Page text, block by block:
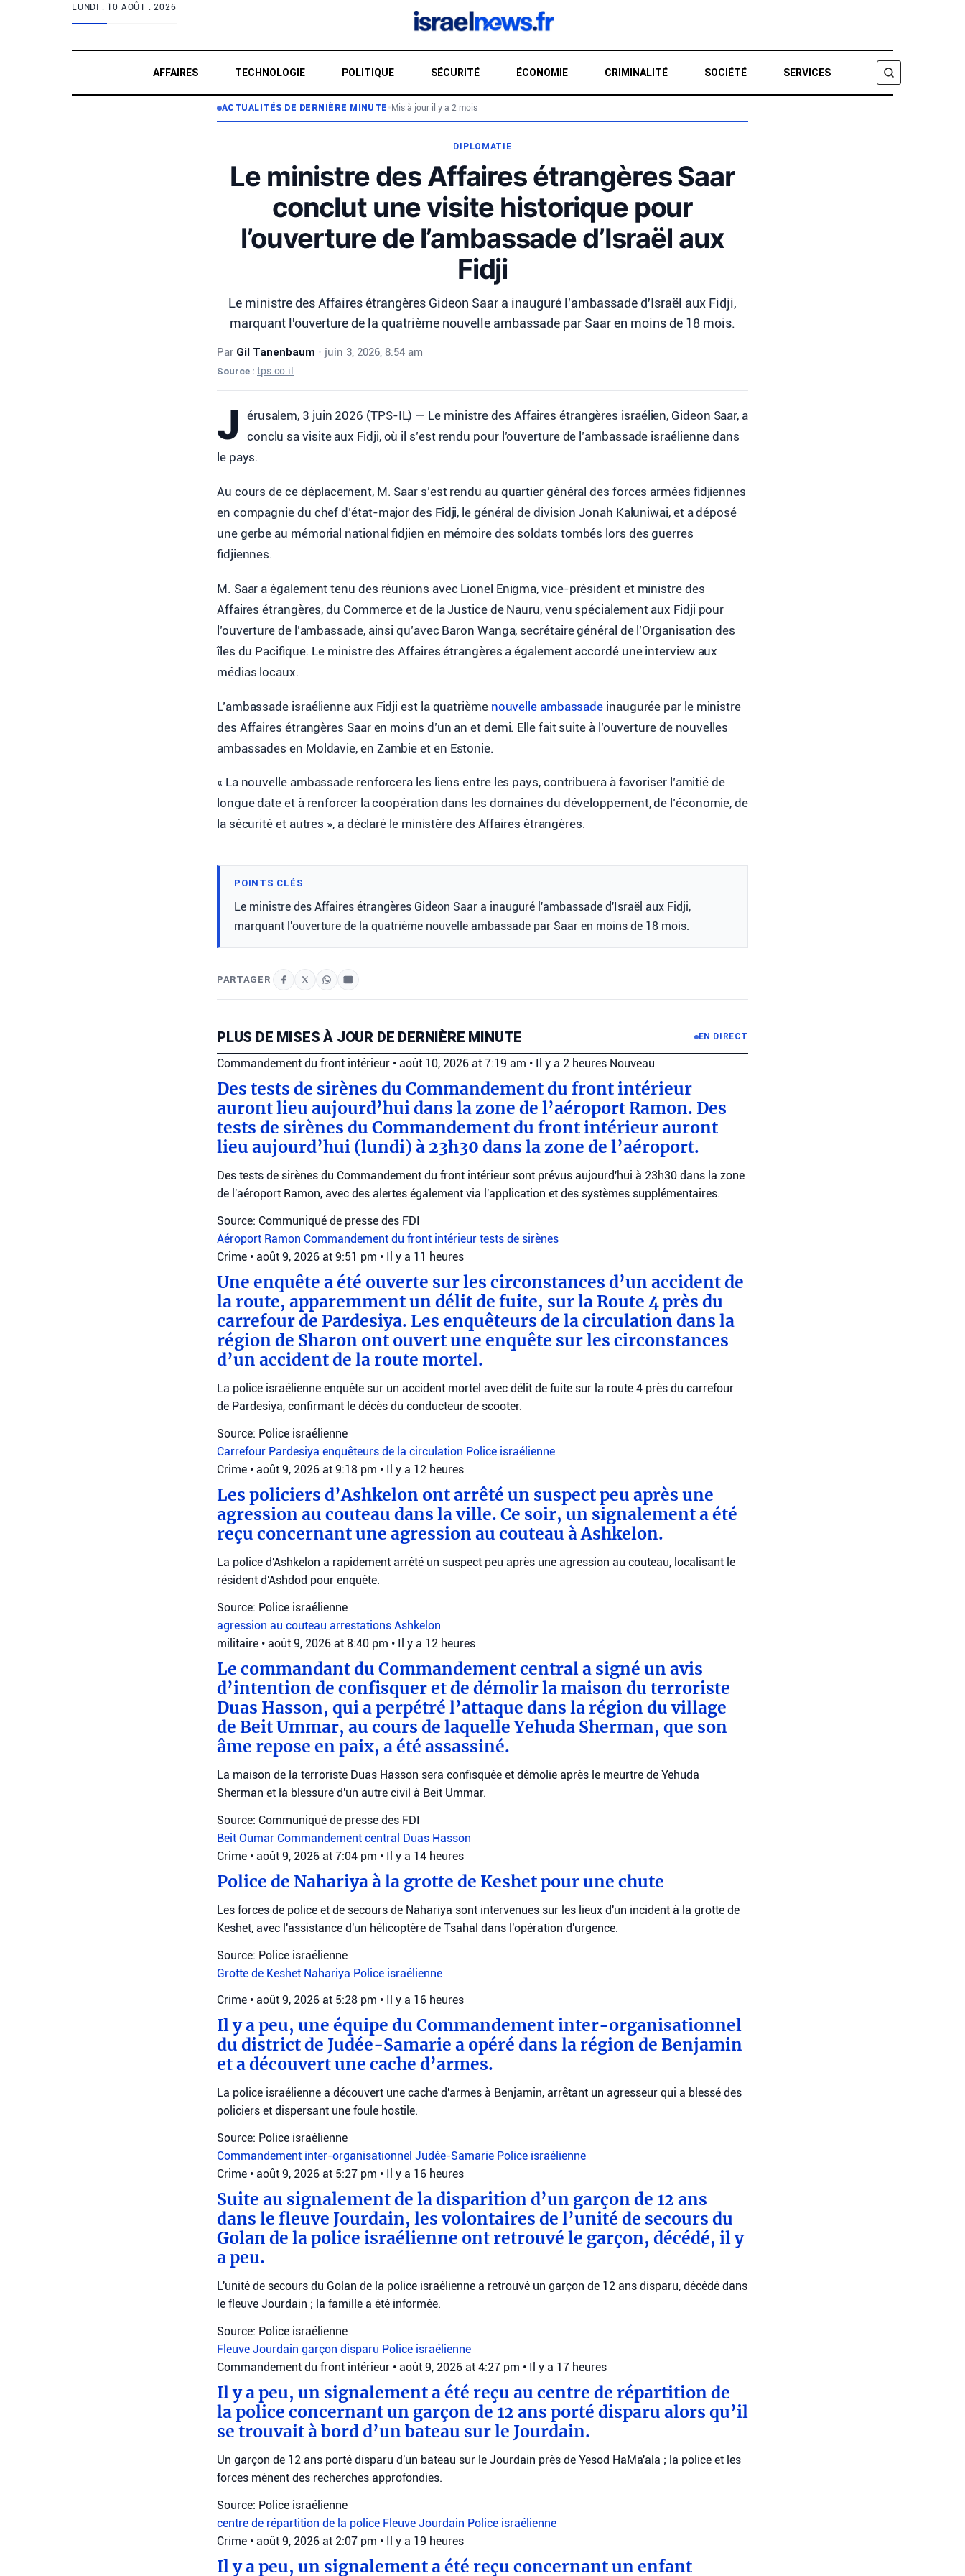
LUNDI . 10 AOÛT . 2026
AFFAIRES TECHNOLOGIE POLITIQUE SÉCURITÉ ÉCONOMIE CRIMINALITÉ SOCIÉTÉ SERVICES
RECHERCHER
ACTUALITÉS DE DERNIÈRE MINUTE • Mis à jour il y a 2 mois
DIPLOMATIE
Le ministre des Affaires étrangères Saar
conclut une visite historique pour
l’ouverture de l’ambassade d’Israël aux
Fidji
Le ministre des Affaires étrangères Gideon Saar a inauguré l'ambassade d'Israël aux Fidji,
marquant l'ouverture de la quatrième nouvelle ambassade par Saar en moins de 18 mois.
Par Gil Tanenbaum • juin 3, 2026, 8:54 am
Source : tps.co.il
J
érusalem, 3 juin 2026 (TPS-IL) — Le ministre des Affaires étrangères israélien, Gideon Saar, a
conclu sa visite aux Fidji, où il s’est rendu pour l’ouverture de l’ambassade israélienne dans
le pays.
Au cours de ce déplacement, M. Saar s’est rendu au quartier général des forces armées fidjiennes
en compagnie du chef d’état-major des Fidji, le général de division Jonah Kaluniwai, et a déposé
une gerbe au mémorial national fidjien en mémoire des soldats tombés lors des guerres
fidjiennes.
M. Saar a également tenu des réunions avec Lionel Enigma, vice-président et ministre des
Affaires étrangères, du Commerce et de la Justice de Nauru, venu spécialement aux Fidji pour
l’ouverture de l’ambassade, ainsi qu’avec Baron Wanga, secrétaire général de l’Organisation des
îles du Pacifique. Le ministre des Affaires étrangères a également accordé une interview aux
médias locaux.
L’ambassade israélienne aux Fidji est la quatrième nouvelle ambassade inaugurée par le ministre
des Affaires étrangères Saar en moins d’un an et demi. Elle fait suite à l’ouverture de nouvelles
ambassades en Moldavie, en Zambie et en Estonie.
« La nouvelle ambassade renforcera les liens entre les pays, contribuera à favoriser l’amitié de
longue date et à renforcer la coopération dans les domaines du développement, de l’économie, de
la sécurité et autres », a déclaré le ministère des Affaires étrangères.
POINTS CLÉS
Le ministre des Affaires étrangères Gideon Saar a inauguré l'ambassade d'Israël aux Fidji,
marquant l'ouverture de la quatrième nouvelle ambassade par Saar en moins de 18 mois.
PARTAGER
PLUS DE MISES À JOUR DE DERNIÈRE MINUTE EN DIRECT
Commandement du front intérieur • août 10, 2026 at 7:19 am • Il y a 2 heures Nouveau
Des tests de sirènes du Commandement du front intérieur
auront lieu aujourd’hui dans la zone de l’aéroport Ramon. Des
tests de sirènes du Commandement du front intérieur auront
lieu aujourd’hui (lundi) à 23h30 dans la zone de l’aéroport.
Des tests de sirènes du Commandement du front intérieur sont prévus aujourd'hui à 23h30 dans la zone
de l'aéroport Ramon, avec des alertes également via l'application et des systèmes supplémentaires.
Source: Communiqué de presse des FDI
Aéroport Ramon Commandement du front intérieur tests de sirènes
Crime • août 9, 2026 at 9:51 pm • Il y a 11 heures
Une enquête a été ouverte sur les circonstances d’un accident de
la route, apparemment un délit de fuite, sur la Route 4 près du
carrefour de Pardesiya. Les enquêteurs de la circulation dans la
région de Sharon ont ouvert une enquête sur les circonstances
d’un accident de la route mortel.
La police israélienne enquête sur un accident mortel avec délit de fuite sur la route 4 près du carrefour
de Pardesiya, confirmant le décès du conducteur de scooter.
Source: Police israélienne
Carrefour Pardesiya enquêteurs de la circulation Police israélienne
Crime • août 9, 2026 at 9:18 pm • Il y a 12 heures
Les policiers d’Ashkelon ont arrêté un suspect peu après une
agression au couteau dans la ville. Ce soir, un signalement a été
reçu concernant une agression au couteau à Ashkelon.
La police d'Ashkelon a rapidement arrêté un suspect peu après une agression au couteau, localisant le
résident d'Ashdod pour enquête.
Source: Police israélienne
agression au couteau arrestations Ashkelon
militaire • août 9, 2026 at 8:40 pm • Il y a 12 heures
Le commandant du Commandement central a signé un avis
d’intention de confisquer et de démolir la maison du terroriste
Duas Hasson, qui a perpétré l’attaque dans la région du village
de Beit Ummar, au cours de laquelle Yehuda Sherman, que son
âme repose en paix, a été assassiné.
La maison de la terroriste Duas Hasson sera confisquée et démolie après le meurtre de Yehuda
Sherman et la blessure d'un autre civil à Beit Ummar.
Source: Communiqué de presse des FDI
Beit Oumar Commandement central Duas Hasson
Crime • août 9, 2026 at 7:04 pm • Il y a 14 heures
Police de Nahariya à la grotte de Keshet pour une chute
Les forces de police et de secours de Nahariya sont intervenues sur les lieux d'un incident à la grotte de
Keshet, avec l'assistance d'un hélicoptère de Tsahal dans l'opération d'urgence.
Source: Police israélienne
Grotte de Keshet Nahariya Police israélienne
Crime • août 9, 2026 at 5:28 pm • Il y a 16 heures
Il y a peu, une équipe du Commandement inter-organisationnel
du district de Judée-Samarie a opéré dans la région de Benjamin
et a découvert une cache d’armes.
La police israélienne a découvert une cache d'armes à Benjamin, arrêtant un agresseur qui a blessé des
policiers et dispersant une foule hostile.
Source: Police israélienne
Commandement inter-organisationnel Judée-Samarie Police israélienne
Crime • août 9, 2026 at 5:27 pm • Il y a 16 heures
Suite au signalement de la disparition d’un garçon de 12 ans
dans le fleuve Jourdain, les volontaires de l’unité de secours du
Golan de la police israélienne ont retrouvé le garçon, décédé, il y
a peu.
L'unité de secours du Golan de la police israélienne a retrouvé un garçon de 12 ans disparu, décédé dans
le fleuve Jourdain ; la famille a été informée.
Source: Police israélienne
Fleuve Jourdain garçon disparu Police israélienne
Commandement du front intérieur • août 9, 2026 at 4:27 pm • Il y a 17 heures
Il y a peu, un signalement a été reçu au centre de répartition de
la police concernant un garçon de 12 ans porté disparu alors qu’il
se trouvait à bord d’un bateau sur le Jourdain.
Un garçon de 12 ans porté disparu d'un bateau sur le Jourdain près de Yesod HaMa'ala ; la police et les
forces mènent des recherches approfondies.
Source: Police israélienne
centre de répartition de la police Fleuve Jourdain Police israélienne
Crime • août 9, 2026 at 2:07 pm • Il y a 19 heures
Il y a peu, un signalement a été reçu concernant un enfant